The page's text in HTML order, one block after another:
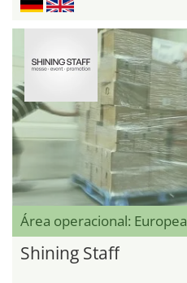
Área operacional: Europea
Shining Staff